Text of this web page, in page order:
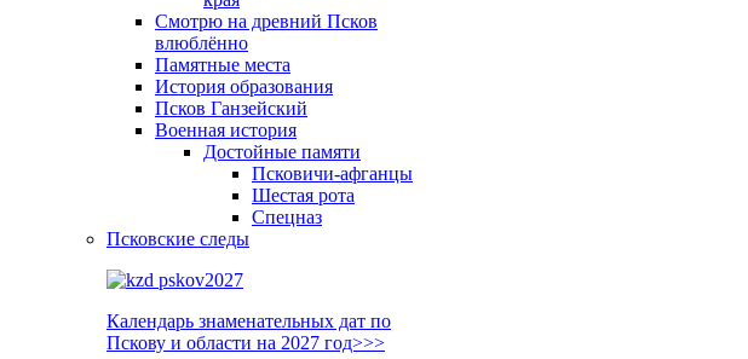
Смотрю на древний Псков
влюблённо
Памятные места
История образования
Псков Ганзейский
Военная история
Достойные памяти
Псковичи-афганцы
Шестая рота
Спецназ
Псковские следы
Календарь знаменательных дат по
Пскову и области на 2027 год>>>